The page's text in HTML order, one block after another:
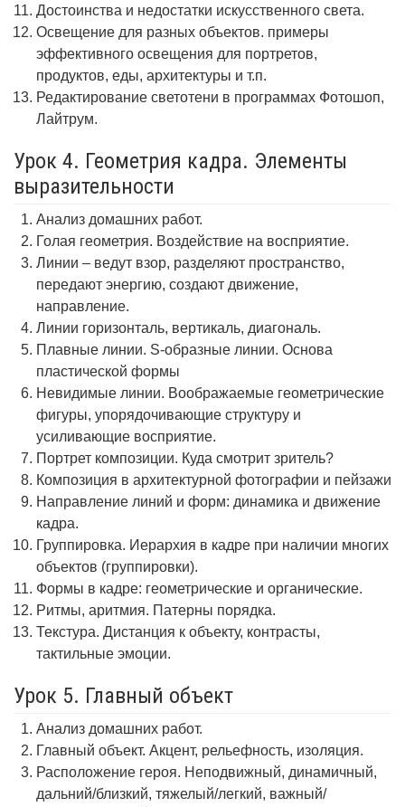
Достоинства и недостатки искусственного света.
Освещение для разных объектов. примеры
эффективного освещения для портретов,
продуктов, еды, архитектуры и т.п.
Редактирование светотени в программах Фотошоп,
Лайтрум.
Урок 4. Геометрия кадра. Элементы
выразительности
Анализ домашних работ.
Голая геометрия. Воздействие на восприятие.
Линии – ведут взор, разделяют пространство,
передают энергию, создают движение,
направление.
Линии горизонталь, вертикаль, диагональ.
Плавные линии. S-образные линии. Основа
пластической формы
Невидимые линии. Воображаемые геометрические
фигуры, упорядочивающие структуру и
усиливающие восприятие.
Портрет композиции. Куда смотрит зритель?
Композиция в архитектурной фотографии и пейзажи
Направление линий и форм: динамика и движение
кадра.
Группировка. Иерархия в кадре при наличии многих
объектов (группировки).
Формы в кадре: геометрические и органические.
Ритмы, аритмия. Патерны порядка.
Текстура. Дистанция к объекту, контрасты,
тактильные эмоции.
Урок 5. Главный объект
Анализ домашних работ.
Главный объект. Акцент, рельефность, изоляция.
Расположение героя. Неподвижный, динамичный,
дальний/близкий, тяжелый/легкий, важный/